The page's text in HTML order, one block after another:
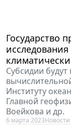
Государство
Субсидии
Институту
Главной
Воейкова и др.
6 марта 2023Новости